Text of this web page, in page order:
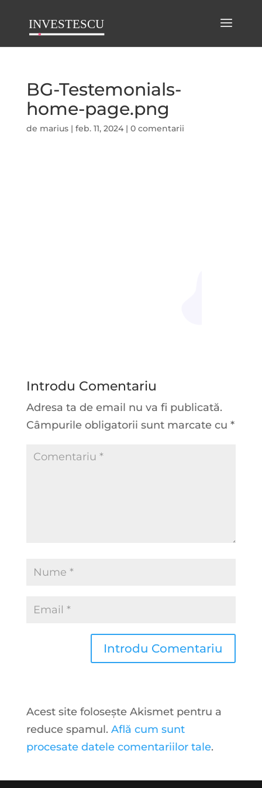
BG-Testemonials-
home-page.png
de marius| feb. 11, 2024| 0 comentarii
Introdu Comentariu
Adresa ta de email nu va fi publicată.
Câmpurile obligatorii sunt marcate cu *
Acest site folosește Akismet pentru a
reduce spamul. Află cum sunt
procesate datele comentariilor tale.